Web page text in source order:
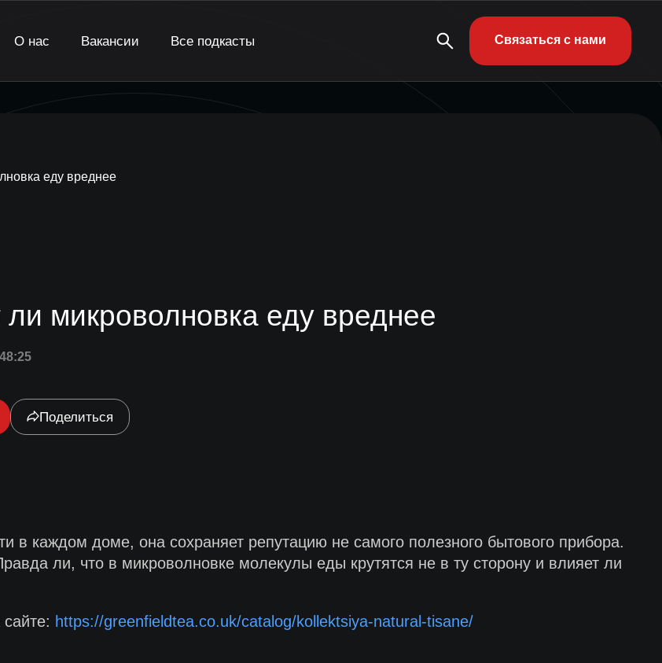
О нас Вакансии Все подкасты Связаться с нами
еду вреднее
микроволновка еду вреднее
Поделиться
в каждом доме, она сохраняет репутацию не самого полезного бытового прибора.
ли, что в микроволновке молекулы еды крутятся не в ту сторону и влияет ли
https://greenfieldtea.co.uk/catalog/kollektsiya-natural-tisane/